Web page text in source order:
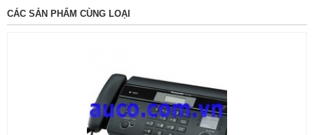
CÁC SẢN PHẨM CÙNG LOẠI